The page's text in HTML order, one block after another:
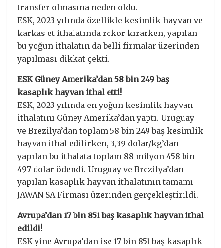
transfer olmasına neden oldu.
ESK, 2023 yılında özellikle kesimlik hayvan ve
karkas et ithalatında rekor kırarken, yapılan
bu yoğun ithalatın da belli firmalar üzerinden
yapılması dikkat çekti.
ESK Güney Amerika’dan 58 bin 249 baş
kasaplık hayvan ithal etti!
ESK, 2023 yılında en yoğun kesimlik hayvan
ithalatını Güney Amerika’dan yaptı. Uruguay
ve Brezilya’dan toplam 58 bin 249 baş kesimlik
hayvan ithal edilirken, 3,39 dolar/kg’dan
yapılan bu ithalata toplam 88 milyon 458 bin
497 dolar ödendi. Uruguay ve Brezilya’dan
yapılan kasaplık hayvan ithalatının tamamı
JAWAN SA Firması üzerinden gerçekleştirildi.
Avrupa’dan 17 bin 851 baş kasaplık hayvan ithal
edildi!
ESK yine Avrupa’dan ise 17 bin 851 baş kasaplık